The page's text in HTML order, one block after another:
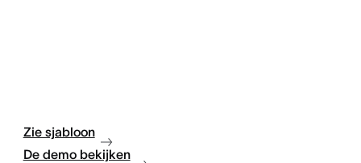
Zie sjabloon
De demo bekijken